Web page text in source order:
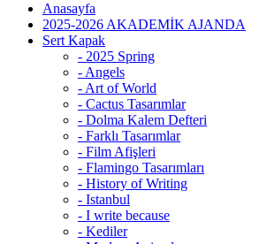
Anasayfa
2025-2026 AKADEMİK AJANDA
Sert Kapak
- 2025 Spring
- Angels
- Art of World
- Cactus Tasarımlar
- Dolma Kalem Defteri
- Farklı Tasarımlar
- Film Afişleri
- Flamingo Tasarımları
- History of Writing
- Istanbul
- I write because
- Kediler